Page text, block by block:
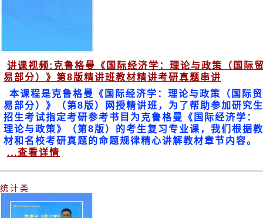
讲课视频:克鲁格曼《国际经济学：理论与政策（国际
易部分）》第8版精讲班教材精讲考研真题串讲
本课程是克鲁格曼《国际经济学：理论与政策（国际贸
易部分）》（第8版）网授精讲班，为了帮助参加研究生
招生考试指定考研参考书目为克鲁格曼《国际经济学：
理论与政策》（第8版）的考生复习专业课，我们根据教
材和名校考研真题的命题规律精心讲解教材章节内容。
...查看详情
统计类